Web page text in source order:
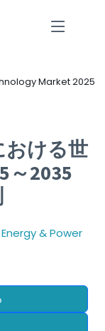
Market 2025
おける世
～2035
Energy & Power